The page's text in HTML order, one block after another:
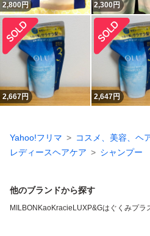
2,800円 2,300円
2,667円 2,647円
Yahoo!フリマ
コスメ、美容、ヘ
レディースヘアケア
シャンプー
他のブランドから探す
MILBON KaoKracie LUXP&Gはぐくみプラ